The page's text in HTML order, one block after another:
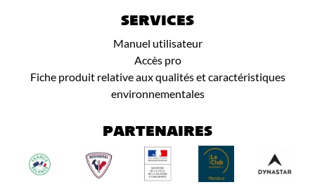
SERVICES
Manuel utilisateur
Accès pro
Fiche produit relative aux qualités et caractéristiques
environnementales
PARTENAIRES